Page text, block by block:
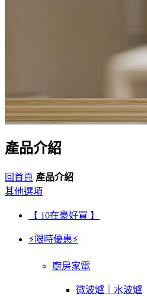
產品介紹
回首頁 產品介紹
其他選項
【 10在豪好買 】
⚡限時優惠⚡
廚房家電
微波爐｜水波爐